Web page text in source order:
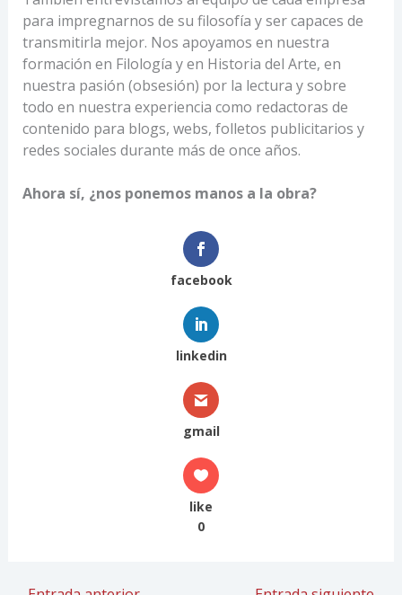
para impregnarnos de su filosofía y ser capaces de
transmitirla mejor. Nos apoyamos en nuestra
formación en Filología y en Historia del Arte, en
nuestra pasión (obsesión) por la lectura y sobre
todo en nuestra experiencia como redactoras de
contenido para blogs, webs, folletos publicitarios y
redes sociales durante más de once años.
Ahora sí, ¿nos ponemos manos a la obra?
facebook
linkedin
gmail
like
0